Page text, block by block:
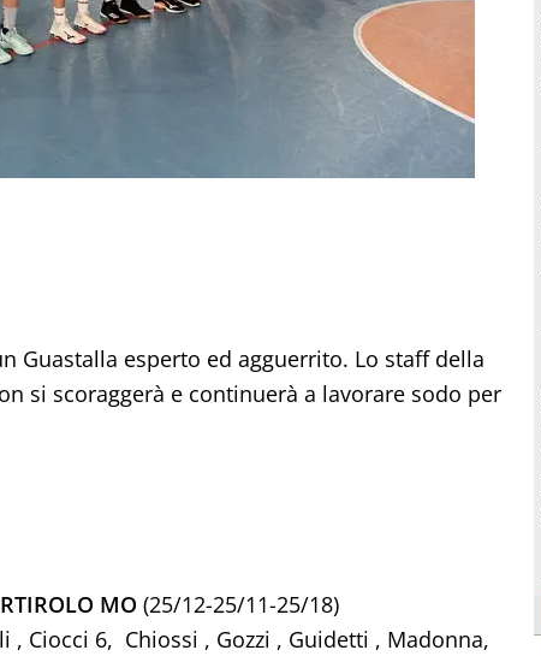
Guastalla esperto ed agguerrito. Lo staff della
si scoraggerà e continuerà a lavorare sodo per
MO (25/12-25/11-25/18)
, Ciocci 6, Chiossi , Gozzi , Guidetti , Madonna,